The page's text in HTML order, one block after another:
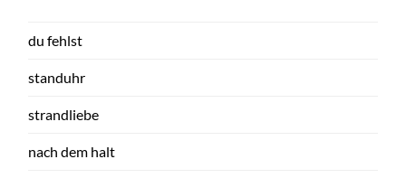
du fehlst
standuhr
strandliebe
nach dem halt